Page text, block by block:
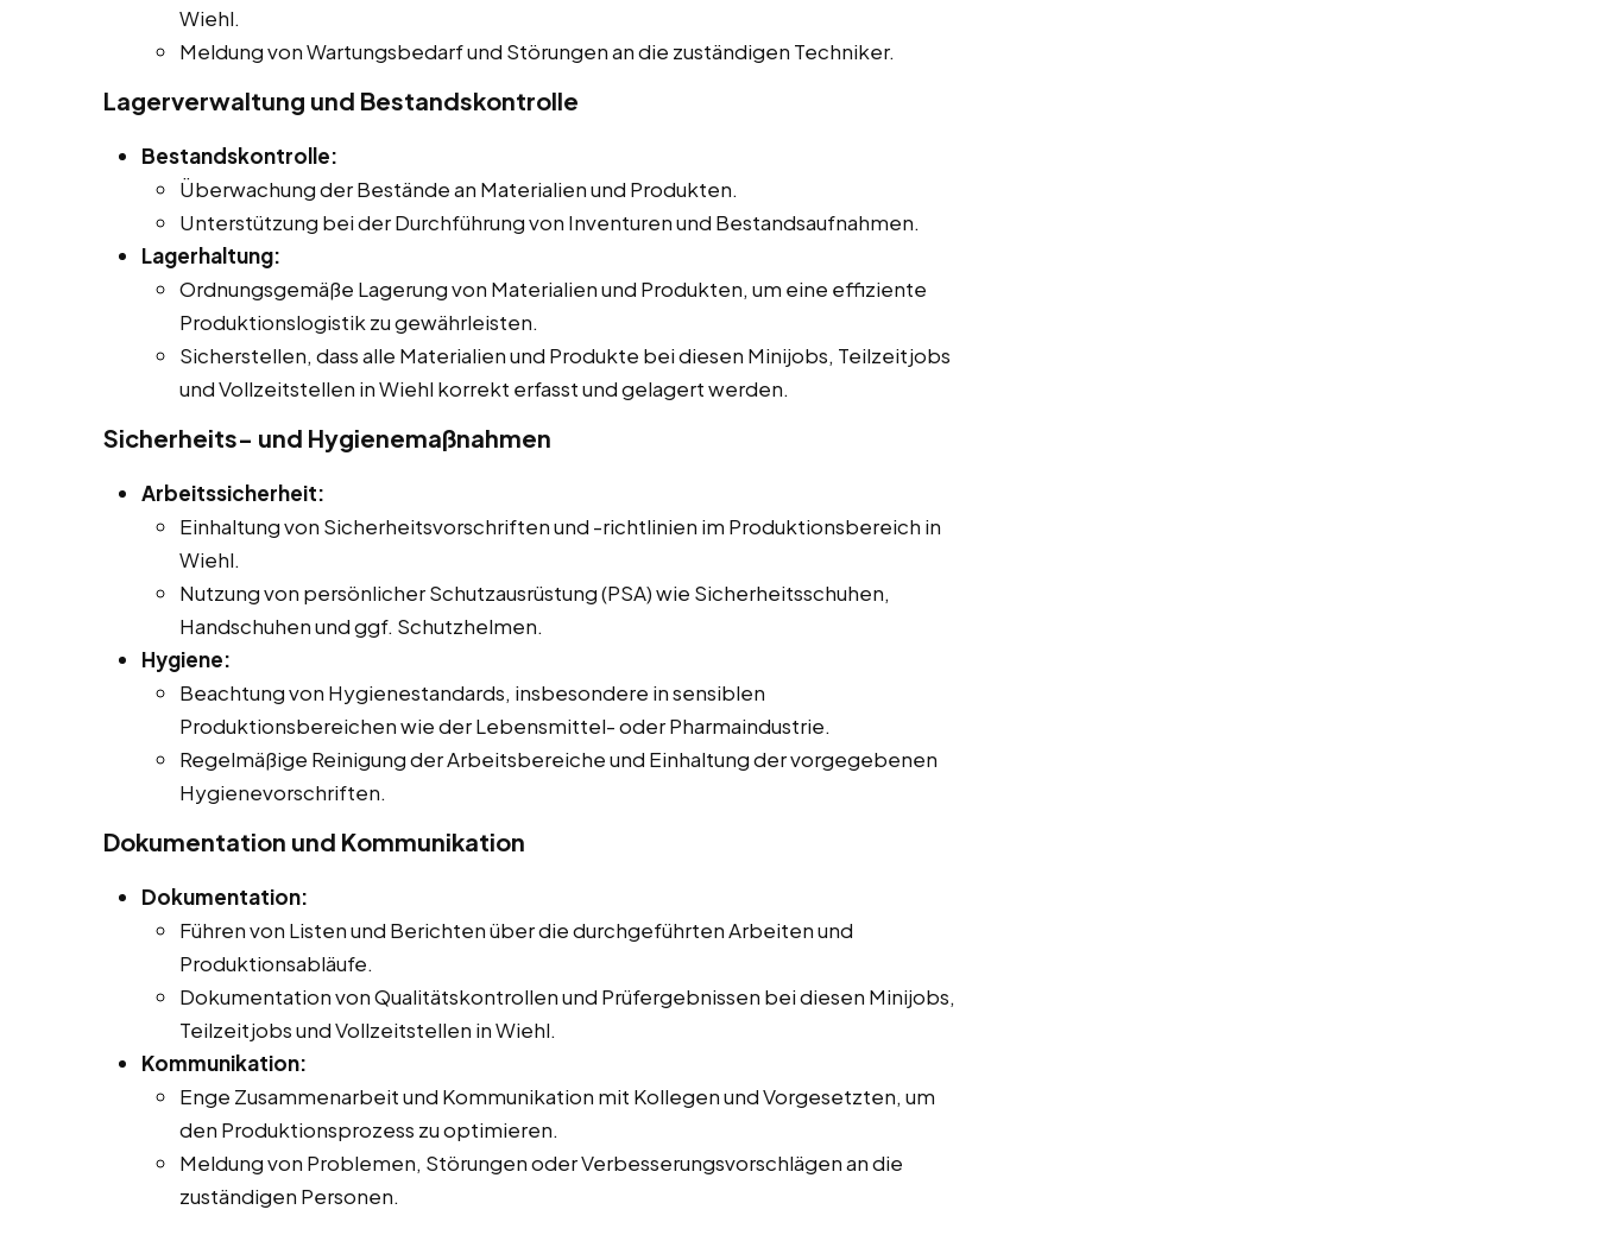
Wiehl.
Meldung von Wartungsbedarf und Störungen an die zuständigen Techniker.
Lagerverwaltung und Bestandskontrolle
Bestandskontrolle:
Überwachung der Bestände an Materialien und Produkten.
Unterstützung bei der Durchführung von Inventuren und Bestandsaufnahmen.
Lagerhaltung:
Ordnungsgemäße Lagerung von Materialien und Produkten, um eine effiziente
Produktionslogistik zu gewährleisten.
Sicherstellen, dass alle Materialien und Produkte bei diesen Minijobs, Teilzeitjobs
und Vollzeitstellen in Wiehl korrekt erfasst und gelagert werden.
Sicherheits- und Hygienemaßnahmen
Arbeitssicherheit:
Einhaltung von Sicherheitsvorschriften und -richtlinien im Produktionsbereich in
Wiehl.
Nutzung von persönlicher Schutzausrüstung (PSA) wie Sicherheitsschuhen,
Handschuhen und ggf. Schutzhelmen.
Hygiene:
Beachtung von Hygienestandards, insbesondere in sensiblen
Produktionsbereichen wie der Lebensmittel- oder Pharmaindustrie.
Regelmäßige Reinigung der Arbeitsbereiche und Einhaltung der vorgegebenen
Hygienevorschriften.
Dokumentation und Kommunikation
Dokumentation:
Führen von Listen und Berichten über die durchgeführten Arbeiten und
Produktionsabläufe.
Dokumentation von Qualitätskontrollen und Prüfergebnissen bei diesen Minijobs,
Teilzeitjobs und Vollzeitstellen in Wiehl.
Kommunikation:
Enge Zusammenarbeit und Kommunikation mit Kollegen und Vorgesetzten, um
den Produktionsprozess zu optimieren.
Meldung von Problemen, Störungen oder Verbesserungsvorschlägen an die
zuständigen Personen.